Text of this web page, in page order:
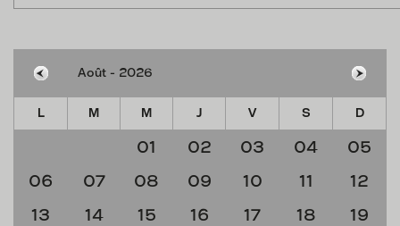
L M M J V S D
01 02 03 04
05
06
07 08 09 10 11
12
13
14 15 16 17 18
19